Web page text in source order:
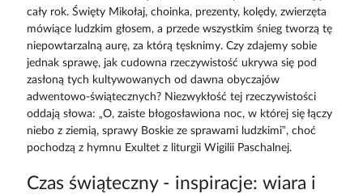
cały rok. Święty Mikołaj, choinka, prezenty, kolędy, zwierzęta
mówiące ludzkim głosem, a przede wszystkim śnieg tworzą tę
niepowtarzalną aurę, za którą tęsknimy. Czy zdajemy sobie
jednak sprawę, jak cudowna rzeczywistość ukrywa się pod
zasłoną tych kultywowanych od dawna obyczajów
adwentowo-świątecznych? Niezwykłość tej rzeczywistości
oddają słowa: „O, zaiste błogosławiona noc, w której się łączy
niebo z ziemią, sprawy Boskie ze sprawami ludzkimi”, choć
pochodzą z hymnu Exultet z liturgii Wigilii Paschalnej.
Czas świąteczny - inspiracje: wiara i